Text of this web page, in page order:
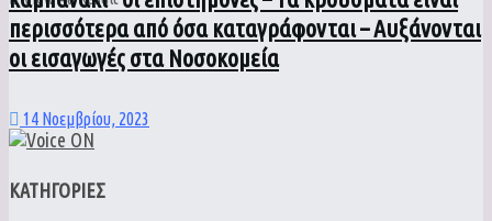
περισσότερα από όσα καταγράφονται – Αυξάνονται
οι εισαγωγές στα Νοσοκομεία
14 Νοεμβρίου, 2023
ΚΑΤΗΓΟΡΙΕΣ